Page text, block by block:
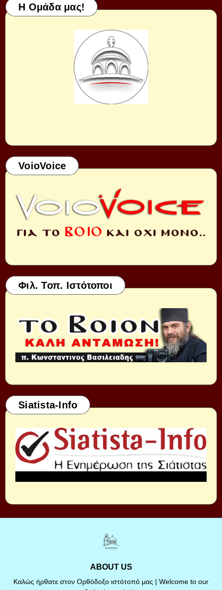
Η Ομάδα μας!
VoioVoice
Φιλ. Τοπ. Ιστότοποι
Siatista-Info
ABOUT US
Καλώς ήρθατε στον Ορθόδοξο ιστότοπό μας | Welcome to our